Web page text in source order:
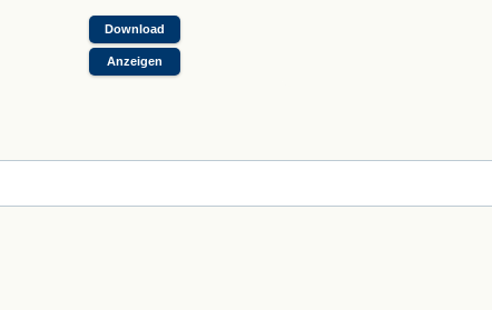
Download
Anzeigen